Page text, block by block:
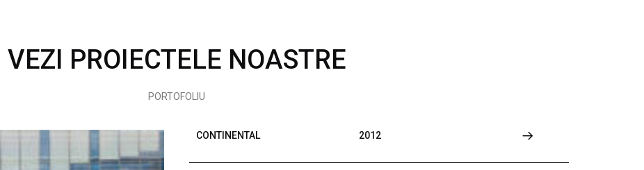
VEZI PROIECTELE NOASTRE
PORTOFOLIU
CONTINENTAL 2012